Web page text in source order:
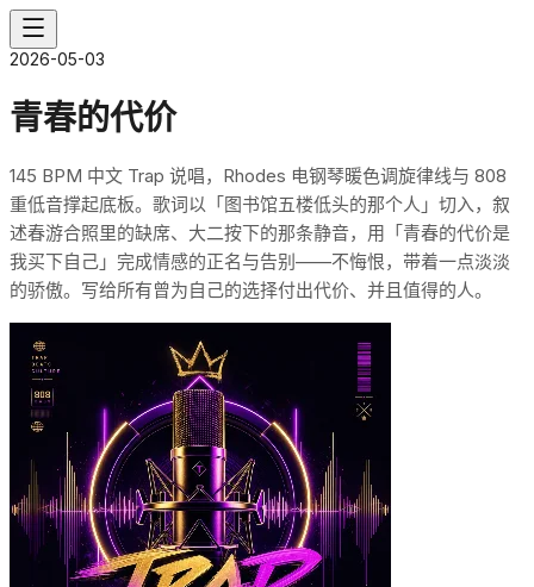
2026-05-03
青春的代价
145 BPM 中文 Trap 说唱，Rhodes 电钢琴暖色调旋律线与 808
重低音撑起底板。歌词以「图书馆五楼低头的那个人」切入，叙
述春游合照里的缺席、大二按下的那条静音，用「青春的代价是
我买下自己」完成情感的正名与告别——不悔恨，带着一点淡淡
的骄傲。写给所有曾为自己的选择付出代价、并且值得的人。